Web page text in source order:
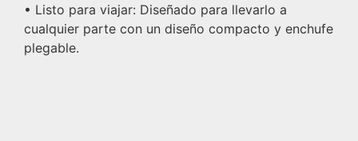
• Listo para viajar: Diseñado para llevarlo a
cualquier parte con un diseño compacto y enchufe
plegable.